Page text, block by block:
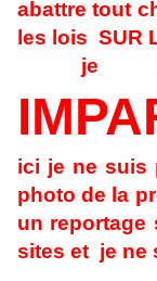
abattre tout
les lois SUR
je
ici je ne suis
photo de la
un
sites et je ne